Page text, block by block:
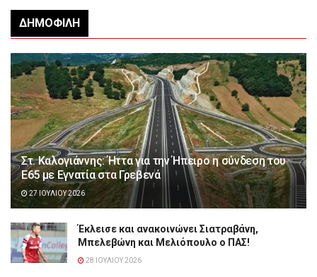
ΔΗΜΟΦΙΛΉ
Στ. Καλογιάννης: Ήττα για την Ήπειρο η σύνδεση του
Ε65 με Εγνατία στα Γρεβενά
27 ΙΟΥΛΊΟΥ 2026
Έκλεισε και ανακοινώνει Σιατραβάνη,
Μπελεβώνη και Μελιόπουλο ο ΠΑΣ!
28 ΙΟΥΛΊΟΥ 2026